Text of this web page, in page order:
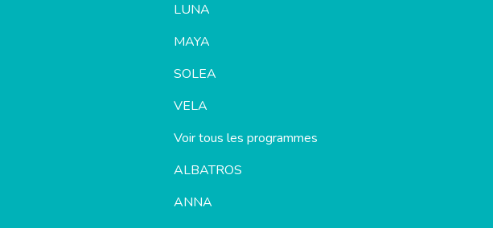
LUNA
MAYA
SOLEA
VELA
Voir tous les programmes
ALBATROS
ANNA